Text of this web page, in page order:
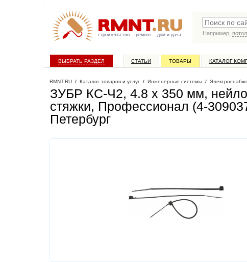
строительство ремонт дом и дача
Например,
ВЫБРАТЬ РАЗДЕЛ СТАТЬИ ТОВАРЫ КАТАЛОГ
RMNT.RU / Каталог товаров и услуг / Инженерные системы /
ЗУБР КС-Ч2, 4.8 x 350 мм,
стяжки, Профессионал (4-
Петербург